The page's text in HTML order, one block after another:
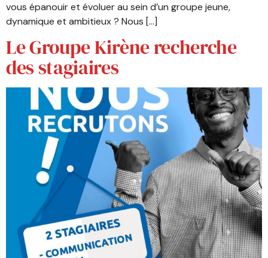
vous épanouir et évoluer au sein d’un groupe jeune,
dynamique et ambitieux ? Nous […]
Le Groupe Kirène recherche
des stagiaires